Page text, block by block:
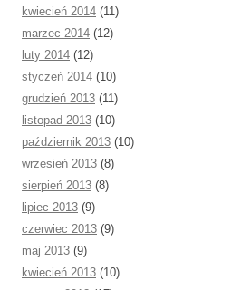
kwiecień 2014 (11)
marzec 2014 (12)
luty 2014 (12)
styczeń 2014 (10)
grudzień 2013 (11)
listopad 2013 (10)
październik 2013 (10)
wrzesień 2013 (8)
sierpień 2013 (8)
lipiec 2013 (9)
czerwiec 2013 (9)
maj 2013 (9)
kwiecień 2013 (10)